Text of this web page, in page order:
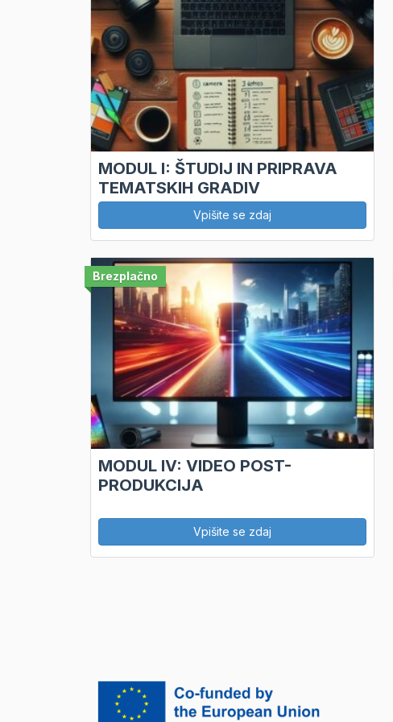
MODUL I: ŠTUDIJ IN PRIPRAVA
TEMATSKIH GRADIV
Vpišite se zdaj
Brezplačno
MODUL IV: VIDEO POST-
PRODUKCIJA
Vpišite se zdaj